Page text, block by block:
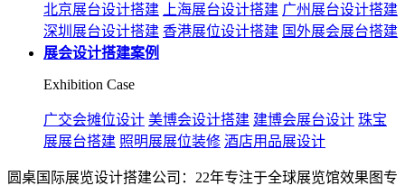
北京展台设计搭建 上海展台设计搭建 广州展台设计搭建
深圳展台设计搭建 香港展位设计搭建 国外展会展台搭建
展会设计搭建案例
Exhibition Case
广交会摊位设计 美博会设计搭建 建博会展台设计 珠宝
展展台搭建 照明展展位装修 酒店用品展设计
圆桌国际展览设计搭建公司：22年专注于全球展览馆效果图专